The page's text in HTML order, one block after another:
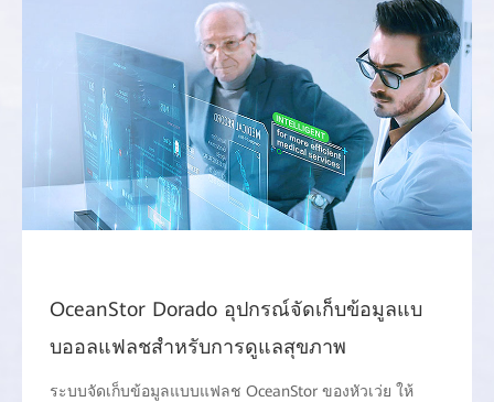
OceanStor Dorado อุปกรณ์จัดเก็บข้อมูลแบ
บออลแฟลชสําหรับการดูแลสุขภาพ
ระบบจัดเก็บข้อมูลแบบแฟลช OceanStor ของหัวเว่ย ให้